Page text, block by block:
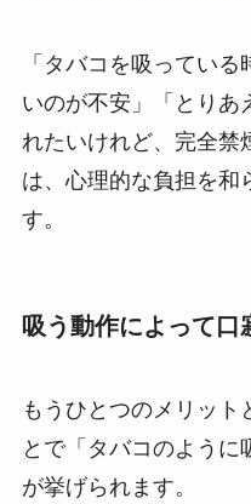
「タバコを吸ってい
いのが不安」「とりあ
れたいけれど、完全禁
は、心理的な負担を和
す。
吸う動作によって
もうひとつのメリット
とで「タバコのように
が挙げられます。